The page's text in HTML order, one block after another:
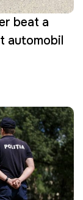
beat a
automobil